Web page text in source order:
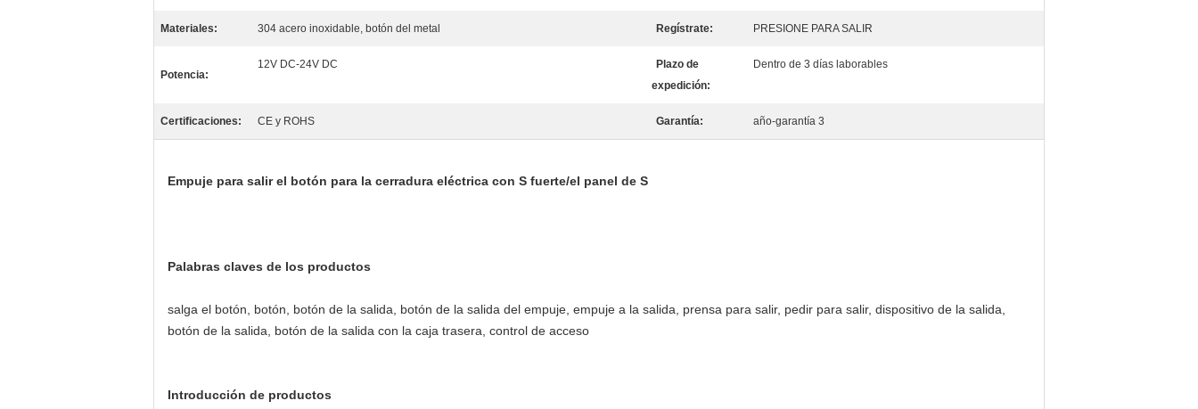
Materiales: 304 acero inoxidable, botón del metal Regístrate: PRESIONE PARA SALIR
Potencia:
12V DC-24V DC
Plazo de
expedición:
Dentro de 3 días laborables
Certificaciones: CE y ROHS Garantía: año-garantía 3
Empuje para salir el botón para la cerradura eléctrica con S fuerte/el panel de S
Palabras claves de los productos
salga el botón, botón, botón de la salida, botón de la salida del empuje, empuje a la salida, prensa para salir, pedir para salir, dispositivo de la salida,
botón de la salida, botón de la salida con la caja trasera, control de acceso
Introducción de productos